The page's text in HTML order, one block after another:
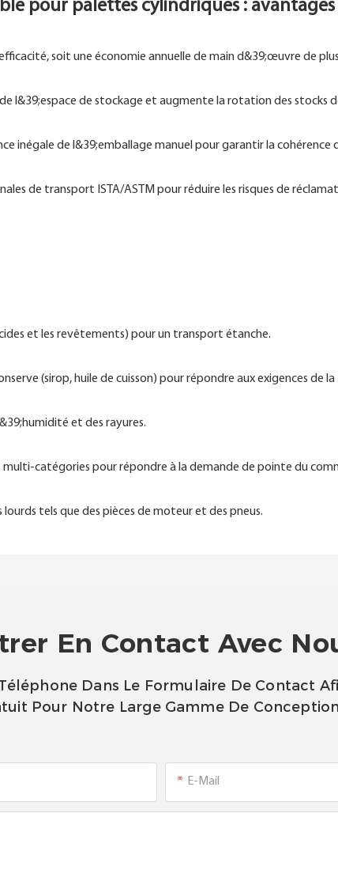
pour palettes cylindriques :
soit une économie annuelle de main d&39;œuvre de
l&39;espace de stockage et augmente la rotation des stocks
inégale de l&39;emballage manuel pour garantir la cohérence
de transport ISTA/ASTM pour réduire les risques de
et les revêtements) pour un transport étanche.
(sirop, huile de cuisson) pour répondre aux exigences de
et des rayures.
catégories pour répondre à la demande de pointe du
tels que des pièces de moteur et des pneus.
En Contact Avec
Dans Le Formulaire De Contact
Pour Notre Large Gamme De
E-Mail